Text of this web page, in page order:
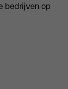
bedrijven op